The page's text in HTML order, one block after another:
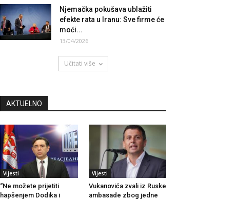
Njemačka pokušava ublažiti
efekte rata u Iranu: Sve firme će
moći...
13/04/2026
Učitati više
AKTUELNO
Vijesti
“Ne možete prijetiti
hapšenjem Dodika i
Vijesti
Vukanovića zvali iz Ruske
ambasade zbog jedne